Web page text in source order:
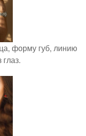
форму губ, линию